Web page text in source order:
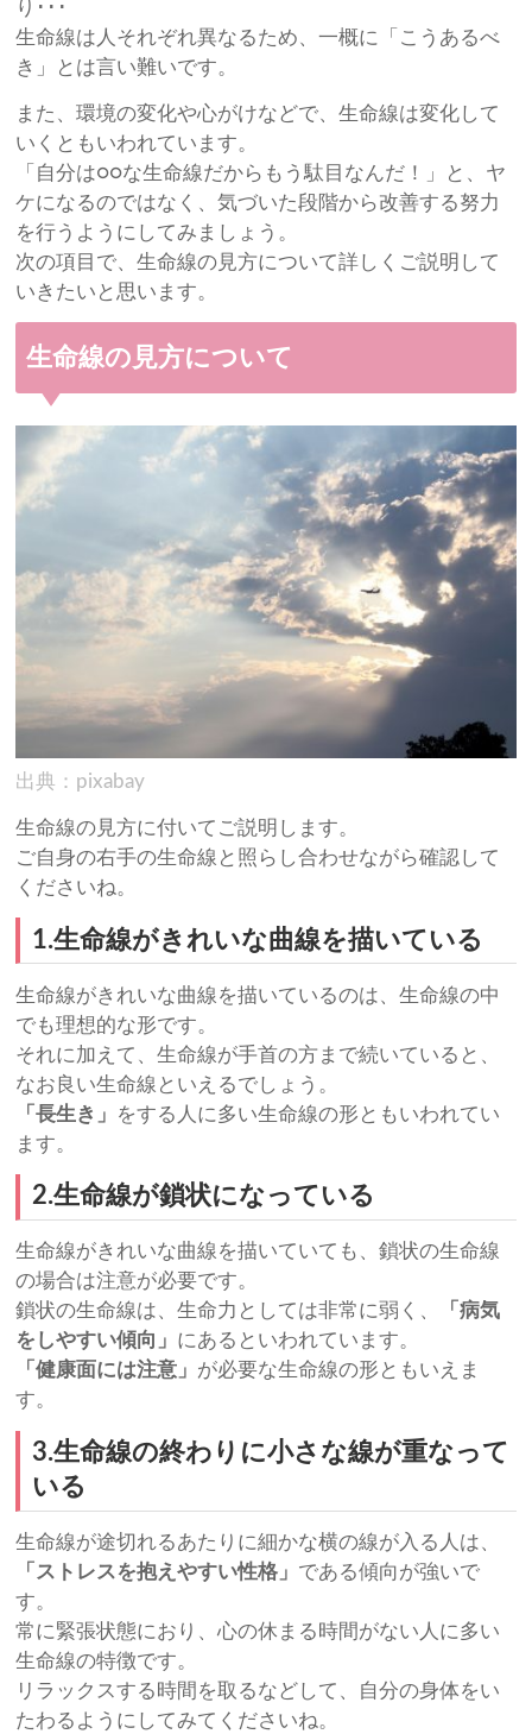
り･･･
生命線は人それぞれ異なるため、一概に「こうあるべ
き」とは言い難いです。
また、環境の変化や心がけなどで、生命線は変化して
いくともいわれています。
「自分は○○な生命線だからもう駄目なんだ！」と、ヤ
ケになるのではなく、気づいた段階から改善する努力
を行うようにしてみましょう。
次の項目で、生命線の見方について詳しくご説明して
いきたいと思います。
生命線の見方について
出典：pixabay
生命線の見方に付いてご説明します。
ご自身の右手の生命線と照らし合わせながら確認して
くださいね。
1.生命線がきれいな曲線を描いている
生命線がきれいな曲線を描いているのは、生命線の中
でも理想的な形です。
それに加えて、生命線が手首の方まで続いていると、
なお良い生命線といえるでしょう。
「長生き」 をする人に多い生命線の形ともいわれてい
ます。
2.生命線が鎖状になっている
生命線がきれいな曲線を描いていても、鎖状の生命線
の場合は注意が必要です。
鎖状の生命線は、生命力としては非常に弱く、
「病気
をしやすい傾向」 にあるといわれています。
「健康面には注意」 が必要な生命線の形ともいえま
す。
3.生命線の終わりに小さな線が重なって
いる
生命線が途切れるあたりに細かな横の線が入る人は、
「ストレスを抱えやすい性格」 である傾向が強いで
す。
常に緊張状態におり、心の休まる時間がない人に多い
生命線の特徴です。
リラックスする時間を取るなどして、自分の身体をい
たわるようにしてみてくださいね。